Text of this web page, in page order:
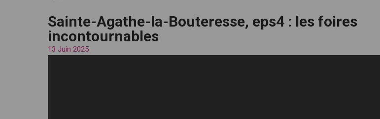
Sainte-Agathe-la-Bouteresse, eps4 : les foires
incontournables
13 Juin 2025